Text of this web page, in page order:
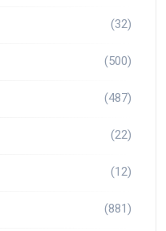
(32)
(500)
(487)
(22)
(12)
(881)